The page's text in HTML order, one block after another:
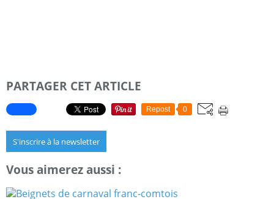
PARTAGER CET ARTICLE
Repost 0
S'inscrire à la newsletter
Vous aimerez aussi :